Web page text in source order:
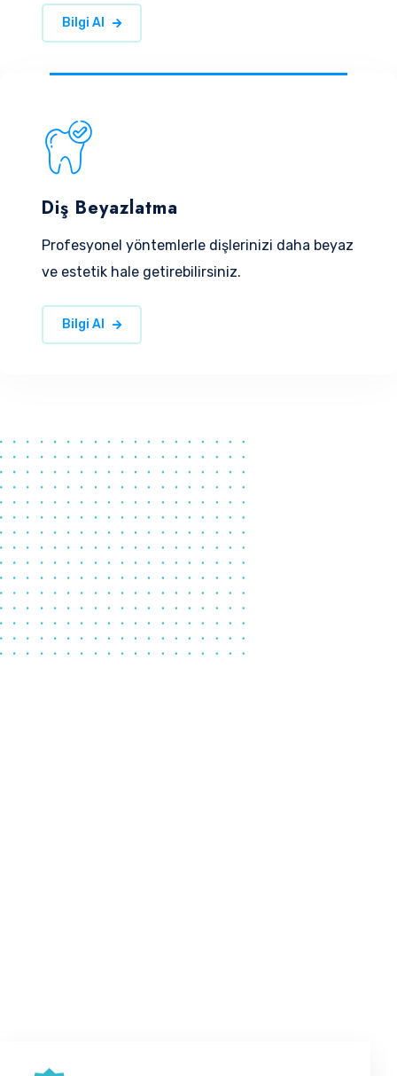
Bilgi Al
Diş Beyazlatma
Profesyonel yöntemlerle dişlerinizi daha beyaz
ve estetik hale getirebilirsiniz.
Bilgi Al